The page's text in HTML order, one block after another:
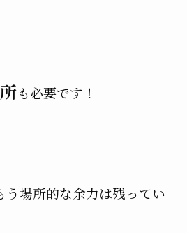
も必要です！
場所的な余力は残ってい